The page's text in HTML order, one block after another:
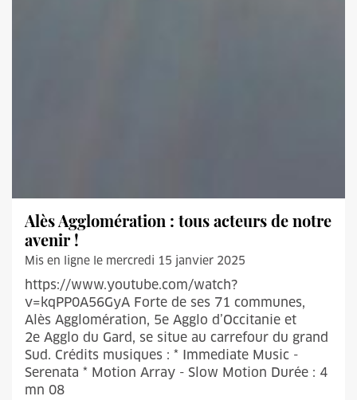
Alès Agglomération : tous acteurs de notre
avenir !
Mis en ligne le mercredi 15 janvier 2025
https://www.youtube.com/watch?
v=kqPP0A56GyA Forte de ses 71 communes,
Alès Agglomération, 5e Agglo d’Occitanie et
2e Agglo du Gard, se situe au carrefour du grand
Sud. Crédits musiques : * Immediate Music -
Serenata * Motion Array - Slow Motion Durée : 4
mn 08